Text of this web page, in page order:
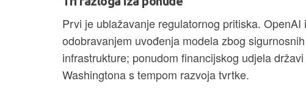
Prvi je ublažavanje regulatornog pritiska.
odobravanjem uvođenja modela zbog
infrastrukture; ponudom financijskog udjela
Washingtona s tempom razvoja tvrtke.